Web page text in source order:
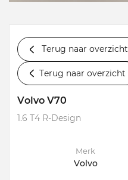
Terug naar overzicht
Terug naar overzicht
Volvo V70
1.6 T4 R-Design
Merk
Volvo